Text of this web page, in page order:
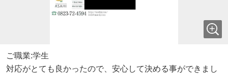
ご職業:学生
対応がとても良かったので、安心して決める事ができまし